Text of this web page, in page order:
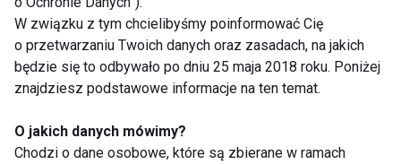
tabletek w opakowaniu. W rekordowym 2006 roku w
opakowaniu było od 29,3 do 30,05 tabletek, a w
ubiegłym roku 2009 opakowania zawierały od 30,00
Według prognoz analityków Ogólnopolskiego
W związku z tym chcielibyśmy poinformować Cię
o przetwarzaniu Twoich danych oraz zasadach, na jakich
będzie się to odbywało po dniu 25 maja 2018 roku. Poniżej
znajdziesz podstawowe informacje na ten temat.
O jakich danych mówimy?
Chodzi o dane osobowe, które są zbierane w ramach